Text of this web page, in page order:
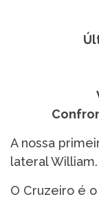
A nossa
lateral William.
O Cruzeiro é